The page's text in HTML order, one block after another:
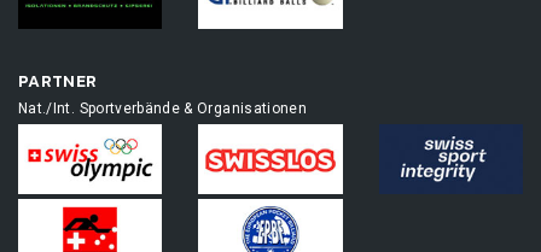
PARTNER
Nat./Int. Sportverbände & Organisationen